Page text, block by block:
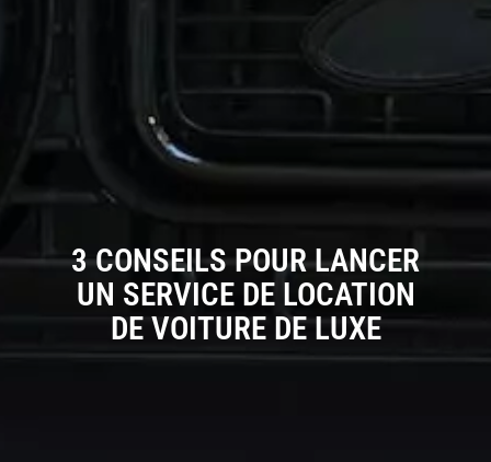
3 CONSEILS POUR LANCER
UN SERVICE DE LOCATION
DE VOITURE DE LUXE